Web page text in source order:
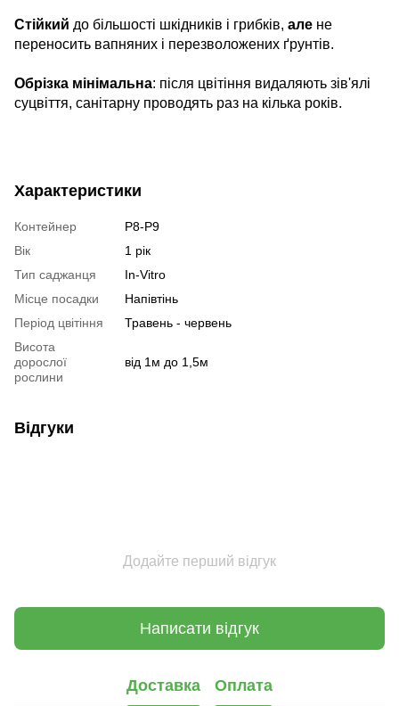
Стійкий до більшості шкідників і грибків, але не
переносить вапняних і перезволожених ґрунтів.
Обрізка мінімальна: після цвітіння видаляють зів'ялі
суцвіття, санітарну проводять раз на кілька років.
Характеристики
Контейнер
P8-P9
Вік
1 рік
Тип саджанця
In-Vitro
Місце посадки
Напівтінь
Період цвітіння
Травень - червень
Висота
дорослої
рослини
від 1м до 1,5м
Відгуки
Додайте перший відгук
Написати відгук
Доставка Оплата